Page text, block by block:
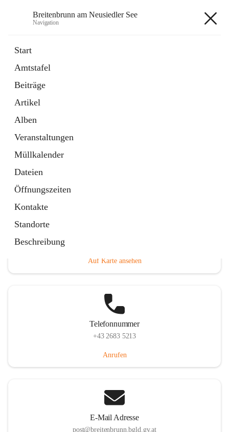
Breitenbrunn am Neusiedler See
Navigation
Start
Amtstafel
Beiträge
Artikel
Alben
Veranstaltungen
Müllkalender
Dateien
Öffnungszeiten
Kontakte
Standorte
Beschreibung
18 Schnellzugriffe
Gemeindeservice
Auf Karte ansehen
Telefonnummer
+43 2683 5213
Anrufen
E-Mail Adresse
post@breitenbrunn.bgld.gv.at